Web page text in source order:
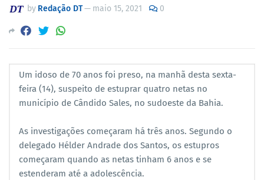
by Redação DT— maio 15, 2021 0
Um idoso de 70 anos foi preso, na manhã desta sexta-
feira (14), suspeito de estuprar quatro netas no
município de Cândido Sales, no sudoeste da Bahia.
As investigações começaram há três anos. Segundo o
delegado Hélder Andrade dos Santos, os estupros
começaram quando as netas tinham 6 anos e se
estenderam até a adolescência.